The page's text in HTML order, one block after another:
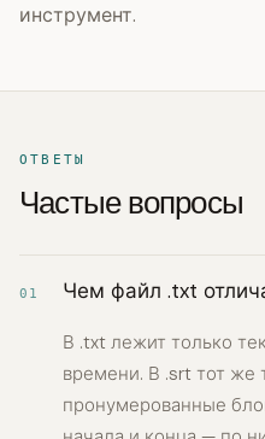
инструмент.
ОТВЕТЫ
Частые вопросы
01 Чем файл .txt
В .txt лежит только
времени. В .srt тот же
пронумерованные